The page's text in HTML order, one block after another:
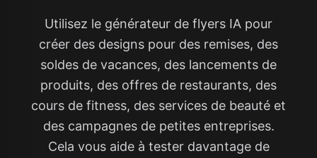
Utilisez le générateur de flyers IA pour
créer des designs pour des remises, des
soldes de vacances, des lancements de
produits, des offres de restaurants, des
cours de fitness, des services de beauté et
des campagnes de petites entreprises.
Cela vous aide à tester davantage de